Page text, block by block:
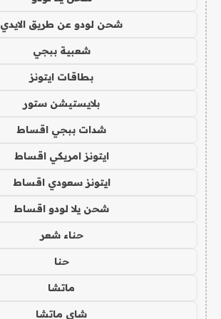
شحن لودو عن طريق الايدي
شعبية ببجي
بطاقات ايتونز
بلايستيشن ستور
شدات ببجي اقساط
ايتونز امريكي اقساط
ايتونز سعودي اقساط
شحن يلا لودو اقساط
حناء شعر
حنا
ماتشا
شاي ماتشا